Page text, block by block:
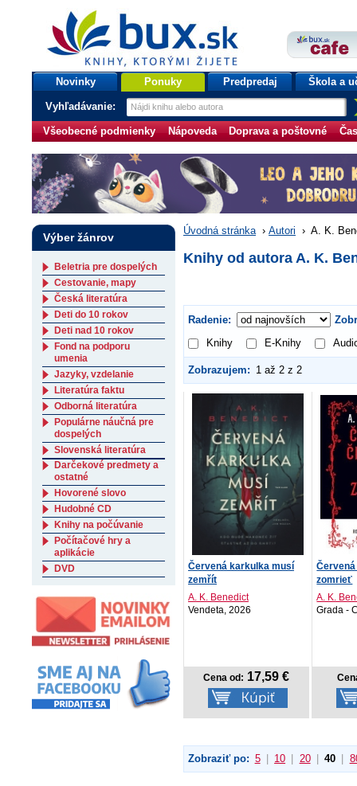
bux.sk
knihy, ktorými žijete
Úvodná stránka
Novinky Ponuky Predpredaj Škola a
Vyhľadávanie:
Všeobecné podmienky Nápoveda Doprava a poštovné
Úvodná stránka › Autori › A. K.
Knihy od autora A. K.
Radenie:
Knihy
E-Knihy
Zobrazujem: 1 až 2 z 2
Červená karkulka musí
zemřít
A. K. Benedict
Vendeta, 2026
Cena od: 17,59 €
zomrieť
A. K.
Grada -
Zobraziť po: 5 10 20 40
Výber žánrov
Beletria pre dospelých
Cestovanie, mapy
Česká literatúra
Deti do 10 rokov
Deti nad 10 rokov
Fond na podporu
umenia
Jazyky, vzdelanie
Literatúra faktu
Odborná literatúra
Populárne náučná pre
dospelých
Slovenská literatúra
Darčekové predmety a
ostatné
Hovorené slovo
Hudobné CD
Knihy na počúvanie
Počítačové hry a
aplikácie
DVD